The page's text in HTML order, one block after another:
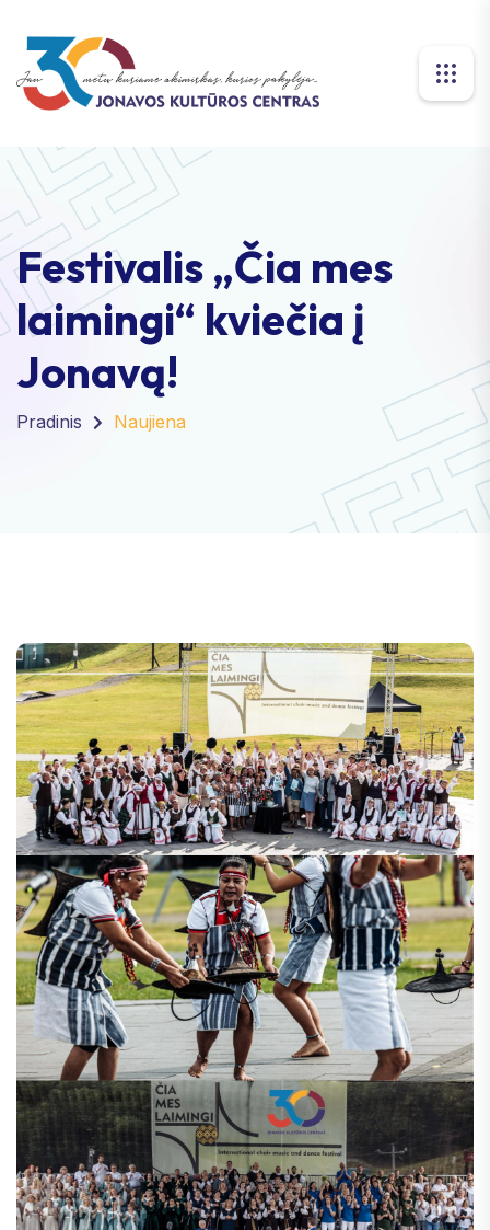
Festivalis „Čia mes
laimingi“ kviečia į
Jonavą!
Pradinis Naujiena